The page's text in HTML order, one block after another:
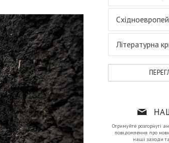
Літературна
Отримуйте розгорнутi
повiдомлення про
нашi заходи